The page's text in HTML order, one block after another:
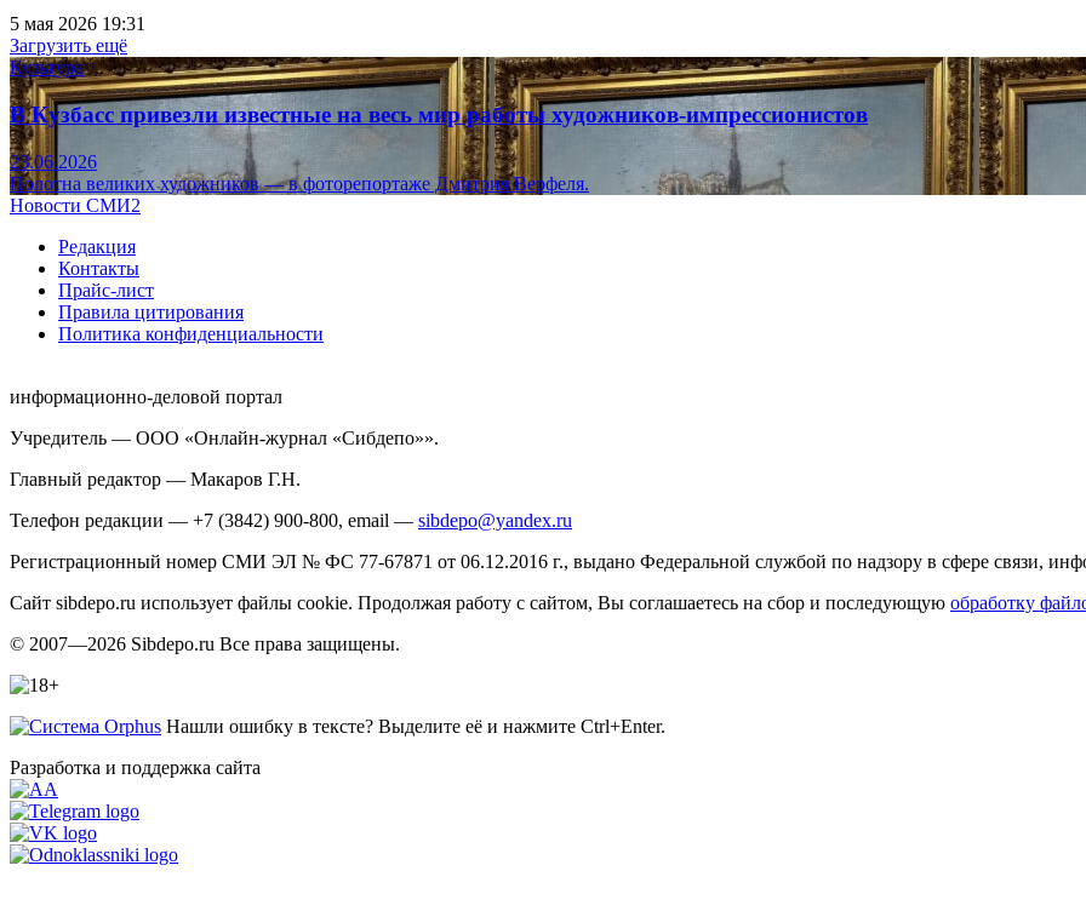
5 мая 2026 19:31
Загрузить ещё
Культура
В Кузбасс привезли известные на весь мир работы художников-импрессионистов
23.06.2026
Полотна великих художников — в фоторепортаже Дмитрия Верфеля.
Новости СМИ2
Редакция
Контакты
Прайс-лист
Правила цитирования
Политика конфиденциальности
информационно-деловой портал
Учредитель — ООО «Онлайн-журнал «Сибдепо»».
Главный редактор — Макаров Г.Н.
Телефон редакции — +7 (3842) 900-800, email — sibdepo@yandex.ru
Регистрационный номер СМИ ЭЛ № ФС 77-67871 от 06.12.2016 г., выдано Федеральной службой по надзору в сфере связи,
Сайт sibdepo.ru использует файлы cookie. Продолжая работу с сайтом, Вы соглашаетесь на сбор и последующую обработку
© 2007—2026 Sibdepo.ru Все права защищены.
Нашли ошибку в тексте? Выделите её и нажмите Ctrl+Enter.
Разработка и поддержка сайта